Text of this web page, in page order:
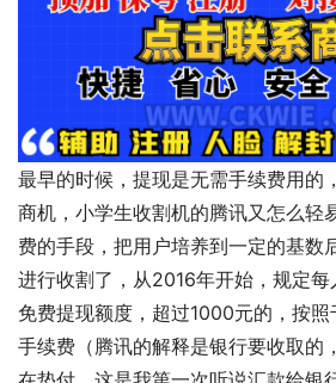
最早的时候，提现是无需手续费用的
商机，小学生收割机的腾讯又怎么轻
费的手段，把用户培养到一定的基数
进行收割了，从2016年开始，规定
免费提现额度，超过1000元的，按
手续费（腾讯的解释是银行要收取的